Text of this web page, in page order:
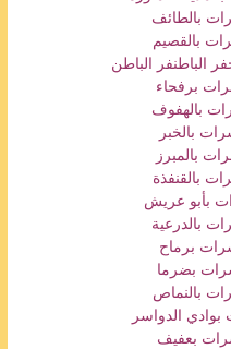
بالطائف
بالقصيم
الباطنفر الباطن
برفحاء
بالهفوف
بالخبر
بالمبرز
بالقنفذة
بأبو عريش
بالدرعية
برماح
بضرما
بالنماص
الدواسر
بعفيف